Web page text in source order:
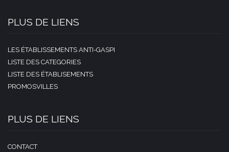
PLUS DE LIENS
LES ÉTABLISSEMENTS ANTI-GASPI
LISTE DES CATEGORIES
LISTE DES ÉTABLISEMENTS
PROMOSVILLES
PLUS DE LIENS
CONTACT